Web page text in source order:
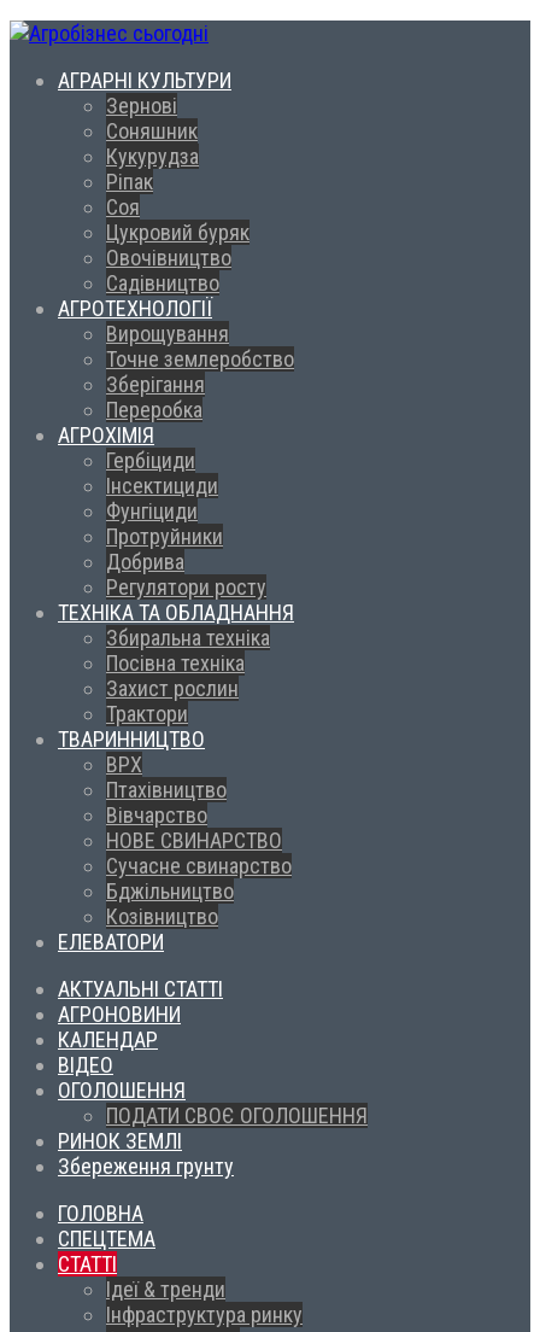
АГРАРНІ КУЛЬТУРИ
Зернові
Соняшник
Кукурудза
Ріпак
Соя
Цукровий буряк
Овочівництво
Садівництво
АГРОТЕХНОЛОГІЇ
Вирощування
Точне землеробство
Зберігання
Переробка
АГРОХІМІЯ
Гербіциди
Інсектициди
Фунгіциди
Протруйники
Добрива
Регулятори росту
ТЕХНІКА ТА ОБЛАДНАННЯ
Збиральна техніка
Посівна техніка
Захист рослин
Трактори
ТВАРИННИЦТВО
ВРХ
Птахівництво
Вівчарство
НОВЕ СВИНАРСТВО
Сучасне свинарство
Бджільництво
Козівництво
ЕЛЕВАТОРИ
АКТУАЛЬНІ СТАТТІ
АГРОНОВИНИ
КАЛЕНДАР
ВІДЕО
ОГОЛОШЕННЯ
ПОДАТИ СВОЄ ОГОЛОШЕННЯ
РИНОК ЗЕМЛІ
Збереження грунту
ГОЛОВНА
СПЕЦТЕМА
СТАТТІ
Ідеї & тренди
Інфраструктура ринку